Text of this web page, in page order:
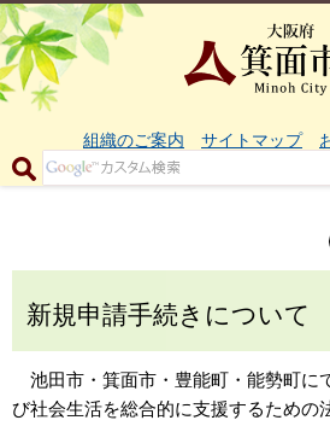
組織のご案内 サイトマップ
新規申請手続きについて
池田市・箕面市・豊能町・能勢町に
び社会生活を総合的に支援するための